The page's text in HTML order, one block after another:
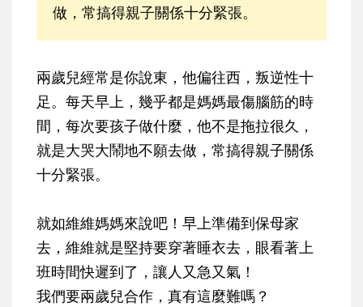
做，常搞得親子關係十分緊張。
兩歲兒經常是你說東，他偏往西，叛逆性十
足。每天早上，幾乎都是媽媽最傷腦筋的時
間，每次要孩子做什麼，他不是拖拉很久，
就是大哭大鬧地不願去做，常搞得親子關係
十分緊張。
就如維維媽媽來說吧！早上準備到保母家
去，維維就是堅持要穿著睡衣去，眼看著上
班時間快遲到了，讓人又急又氣！
我們要兩歲兒合作，真有這麼難嗎？